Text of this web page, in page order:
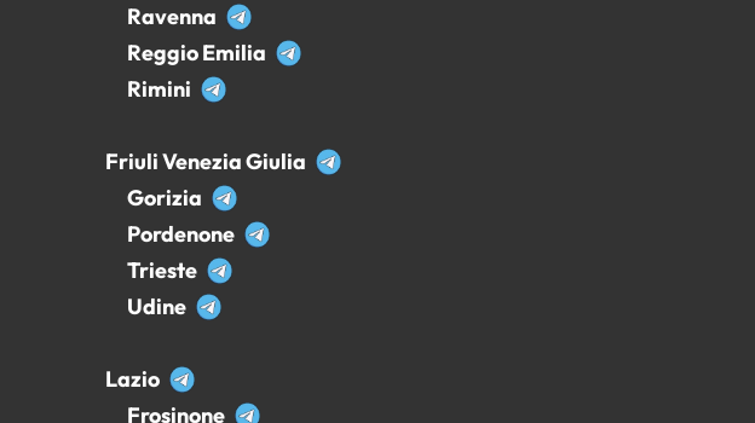
Ravenna
Reggio Emilia
Rimini
Friuli Venezia Giulia
Gorizia
Pordenone
Trieste
Udine
Lazio
Frosinone